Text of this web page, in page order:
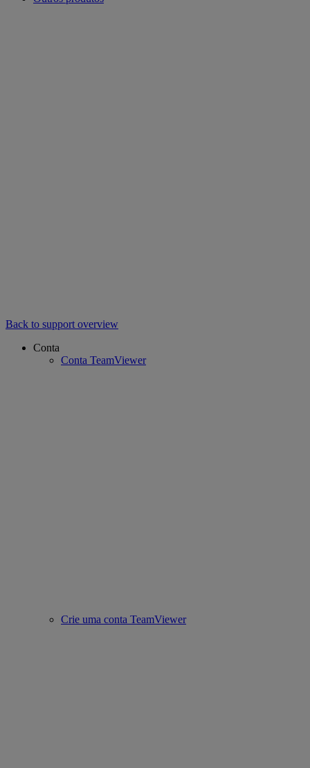
Back to support overview
Conta
Conta TeamViewer
Crie uma conta TeamViewer